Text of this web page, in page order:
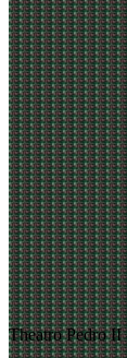
Theatro Pedro II